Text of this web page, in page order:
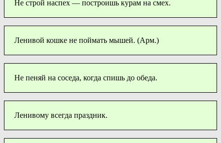
Не строй наспех — построишь курам на смех.
Ленивой кошке не поймать мышей. (Арм.)
Не пеняй на соседа, когда спишь до обеда.
Ленивому всегда праздник.